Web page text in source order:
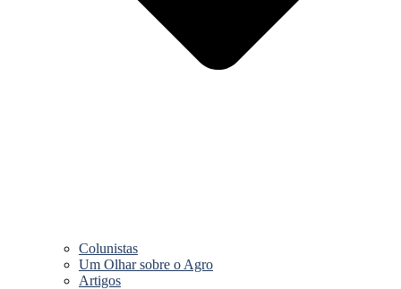
Colunistas
Um Olhar sobre o Agro
Artigos